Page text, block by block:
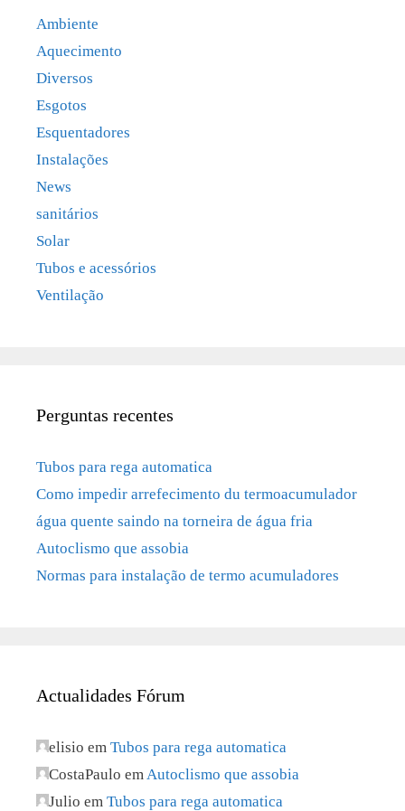
Ambiente
Aquecimento
Diversos
Esgotos
Esquentadores
Instalações
News
sanitários
Solar
Tubos e acessórios
Ventilação
Perguntas recentes
Tubos para rega automatica
Como impedir arrefecimento du termoacumulador
água quente saindo na torneira de água fria
Autoclismo que assobia
Normas para instalação de termo acumuladores
Actualidades Fórum
elisio em Tubos para rega automatica
CostaPaulo em Autoclismo que assobia
Julio em Tubos para rega automatica